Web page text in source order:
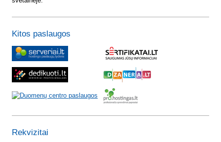
Kitos paslaugos
Rekvizitai